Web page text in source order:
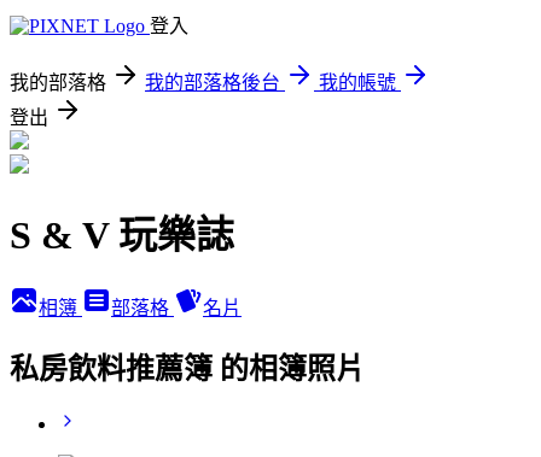
登入
我的部落格 我的部落格後台
我的帳號
登出
S & V 玩樂誌
相簿 部落格 名片
私房飲料推薦簿 的相簿照片